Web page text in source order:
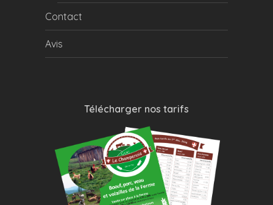
Contact
Avis
Télécharger nos tarifs